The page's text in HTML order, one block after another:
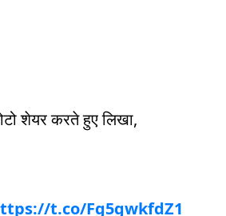
शेयर करते हुए लिखा,
t.co/Fg5gwkfdZ1